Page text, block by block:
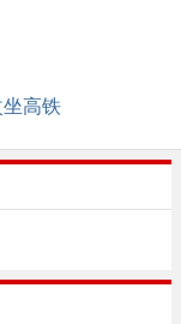
高铁